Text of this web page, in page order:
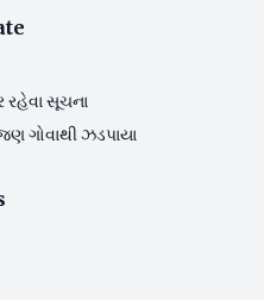
રહેવા સૂચના
ગોવાથી ઝડપાયા